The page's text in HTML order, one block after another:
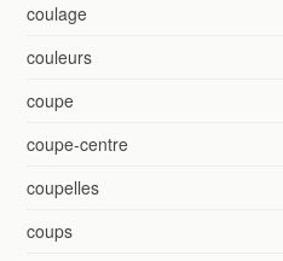
coulage
couleurs
coupe
coupe-centre
coupelles
coups